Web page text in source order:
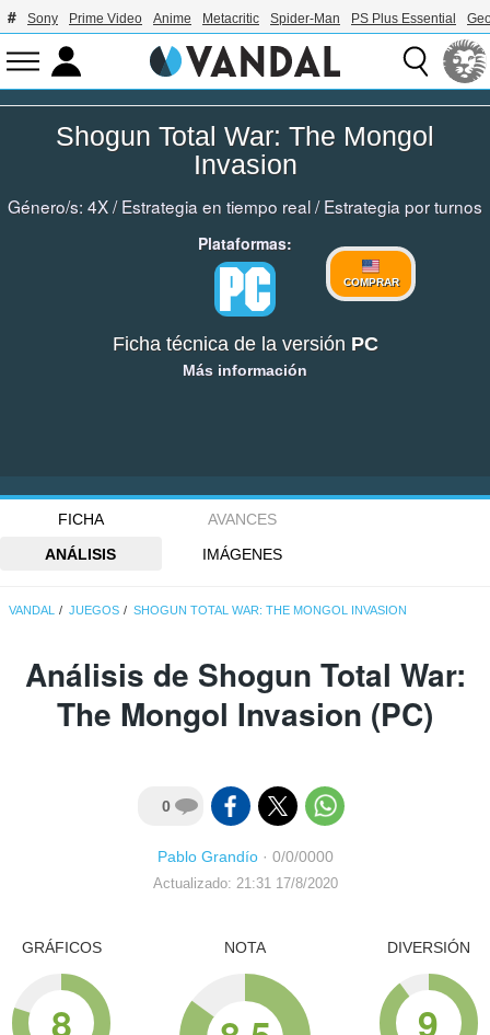
Sony Prime Video Anime Metacritic Spider-Man PS Plus Essential
Shogun Total War: The Mongol
Invasion
Género/s: 4X/Estrategia en tiempo real/Estrategia por turnos
Plataformas:
COMPRAR
Ficha técnica de la versión PC
Más información
FICHA
AVANCES
ANÁLISIS
IMÁGENES
VANDAL JUEGOS SHOGUN TOTAL WAR: THE MONGOL INVASION
Análisis de Shogun Total War:
The Mongol Invasion (PC)
0
Pablo Grandío· 0/0/0000
Actualizado: 21:31 17/8/2020
GRÁFICOS
8
NOTA DIVERSIÓN
9